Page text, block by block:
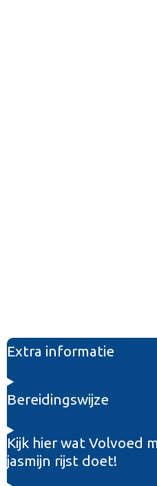
Extra informatie
Bereidingswijze
Kijk hier wat Volvoed
jasmijn rijst doet!